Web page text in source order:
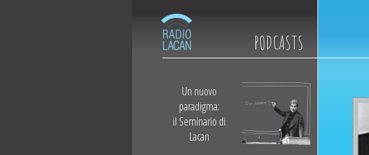
PODCASTS
Un nuovo
paradigma:
il Seminario di
Lacan